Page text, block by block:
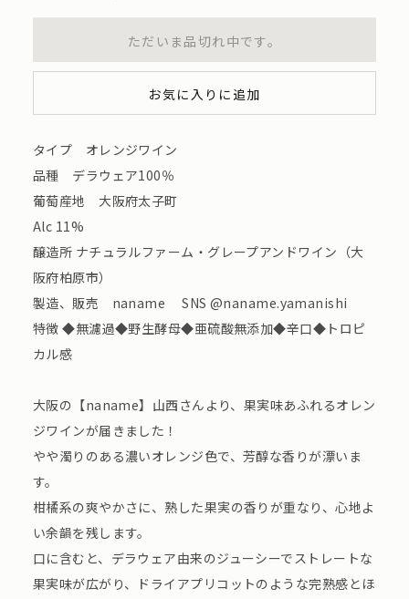
ただいま品切れ中です。
お気に入りに追加
タイプ オレンジワイン
品種 デラウェア100％
葡萄産地 大阪府太子町
Alc 11%
醸造所 ナチュラルファーム・グレープアンドワイン（大
阪府柏原市）
製造、販売 naname SNS @naname.yamanishi
特徴 ◆無濾過◆野生酵母◆亜硫酸無添加◆辛口◆トロピ
カル感
大阪の【naname】山西さんより、果実味あふれるオレン
ジワインが届きました！
やや濁りのある濃いオレンジ色で、芳醇な香りが漂いま
す。
柑橘系の爽やかさに、熟した果実の香りが重なり、心地よ
い余韻を残します。
口に含むと、デラウェア由来のジューシーでストレートな
果実味が広がり、ドライアプリコットのような完熟感とほ